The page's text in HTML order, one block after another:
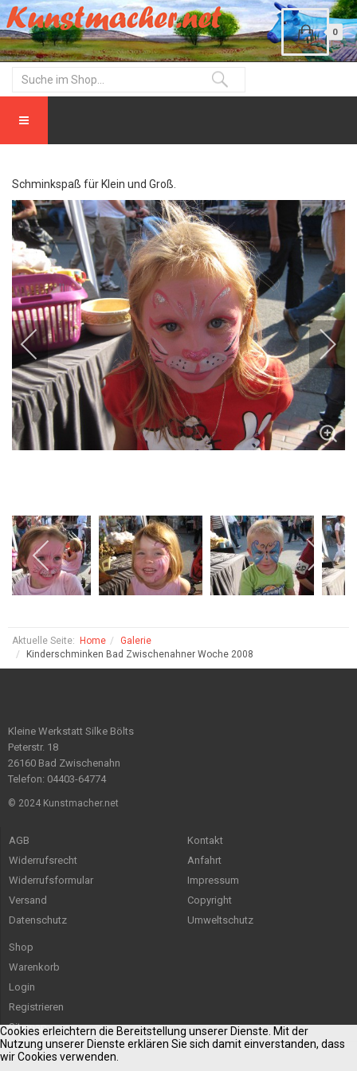
0
Schminkspaß für Klein und Groß.
Aktuelle Seite: Home
Galerie
Kinderschminken Bad Zwischenahner Woche 2008
Kleine Werkstatt Silke Bölts
Peterstr. 18
26160 Bad Zwischenahn
Telefon: 04403-64774
© 2024 Kunstmacher.net
AGB
Widerrufsrecht
Widerrufsformular
Versand
Datenschutz
Kontakt
Anfahrt
Impressum
Copyright
Umweltschutz
Shop
Warenkorb
Login
Registrieren
Sitemap
Cookies erleichtern die Bereitstellung unserer Dienste. Mit der
Nutzung unserer Dienste erklären Sie sich damit einverstanden, dass
wir Cookies verwenden.